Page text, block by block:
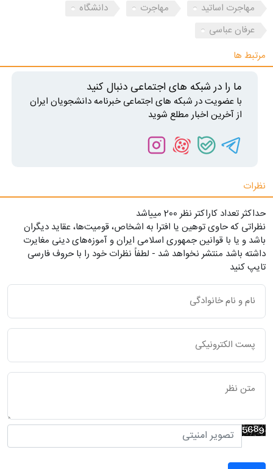
مهاجرت اساتید مهاجرت
دانشگاه
عرفان عباسی
مرتبط ها
ما را در شبکه های اجتماعی دنبال کنید
با عضویت در شبکه های اجتماعی خبرنامه دانشجویان ایران
از آخرین اخبار مطلع شوید
نظرات
حداکثر تعداد کاراکتر نظر 200 ميياشد
نظراتی که حاوی توهین یا افترا به اشخاص، قومیت‌ها، عقاید دیگران
باشد و یا با قوانین جمهوری اسلامی ایران و آموزه‌های دینی مغایرت
داشته باشد منتشر نخواهد شد - لطفاً نظرات خود را با حروف فارسی
تایپ کنید